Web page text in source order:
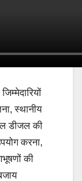
स्थानीय
डीजल की
करना,
की